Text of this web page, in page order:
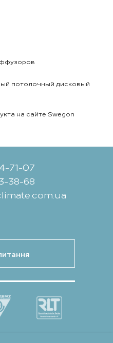
потолочный дисковый
на сайте Swegon
71-07
38-68